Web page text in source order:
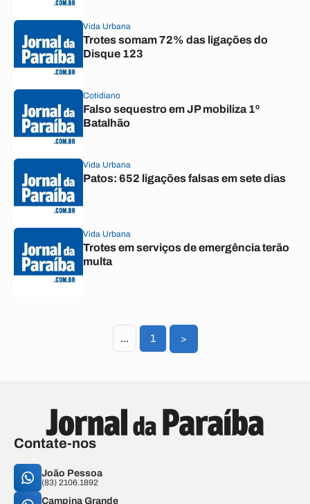
Vida Urbana
Trotes somam 72% das ligações do
Disque 123
Cotidiano
Falso sequestro em JP mobiliza 1º
Batalhão
Vida Urbana
Patos: 652 ligações falsas em sete dias
Vida Urbana
Trotes em serviços de emergência terão
multa
... 1 >
Contate-nos
João Pessoa
(83) 2106.1892
Campina Grande